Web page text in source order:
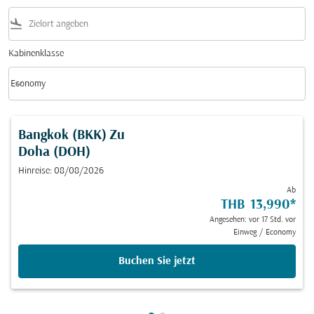
flight_land
Kabinenklasse
Kabinenklasse option Economy Selected
Economy
keyboard_arrow_down
Bangkok (BKK) Zu
Doha (DOH)
Hinreise: 08/08/2026
Ab
THB 13,990*
Angesehen: vor 17 Std. vor
Einweg / Economy
Buchen Sie jetzt